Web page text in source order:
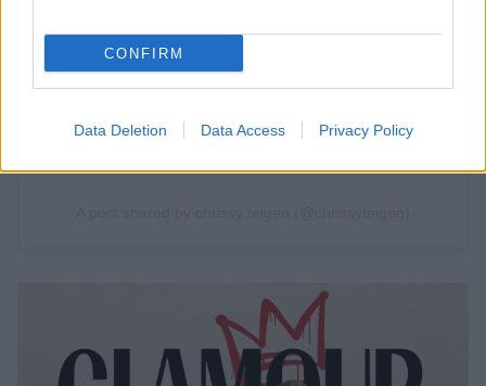
CONFIRM
Data Deletion Data Access Privacy Policy